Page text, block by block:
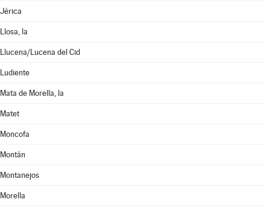
Jérica
Llosa, la
Llucena/Lucena del Cid
Ludiente
Mata de Morella, la
Matet
Moncofa
Montán
Montanejos
Morella